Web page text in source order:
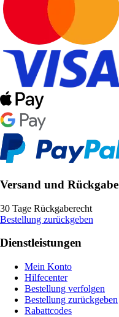
Versand und Rückgabe
30 Tage Rückgaberecht
Bestellung zurückgeben
Dienstleistungen
Mein Konto
Hilfecenter
Bestellung verfolgen
Bestellung zurückgeben
Rabattcodes